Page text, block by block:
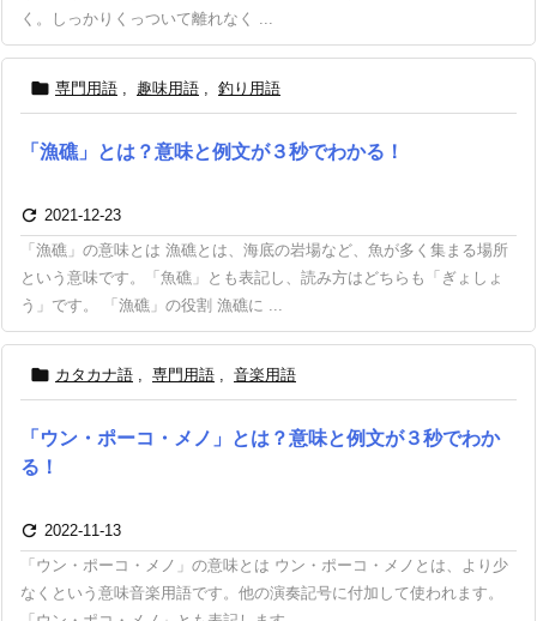
く。しっかりくっついて離れなく ...
 専門用語 , 趣味用語 , 釣り用語
「漁礁」とは？意味と例文が３秒でわかる！
 2021-12-23
「漁礁」の意味とは 漁礁とは、海底の岩場など、魚が多く集まる場所
という意味です。「魚礁」とも表記し、読み方はどちらも「ぎょしょ
う」です。 「漁礁」の役割 漁礁に ...
 カタカナ語 , 専門用語 , 音楽用語
「ウン・ポーコ・メノ」とは？意味と例文が３秒でわか
る！
 2022-11-13
「ウン・ポーコ・メノ」の意味とは ウン・ポーコ・メノとは、より少
なくという意味音楽用語です。他の演奏記号に付加して使われます。